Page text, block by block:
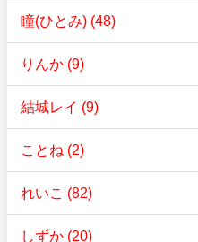
瞳(ひとみ) (48)
りんか (9)
結城レイ (9)
ことね (2)
れいこ (82)
しずか (20)